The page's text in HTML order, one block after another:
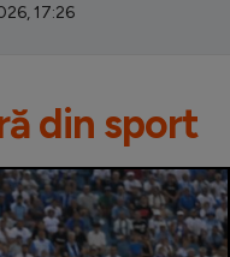
17:26
din sport